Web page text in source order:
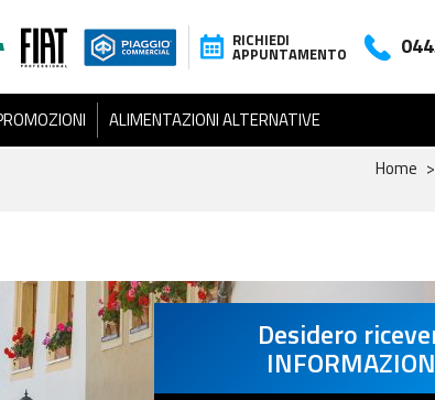
RICHIEDI
APPUNTAMENTO
ALIMENTAZIONI ALTERNATIVE
Home
Desidero